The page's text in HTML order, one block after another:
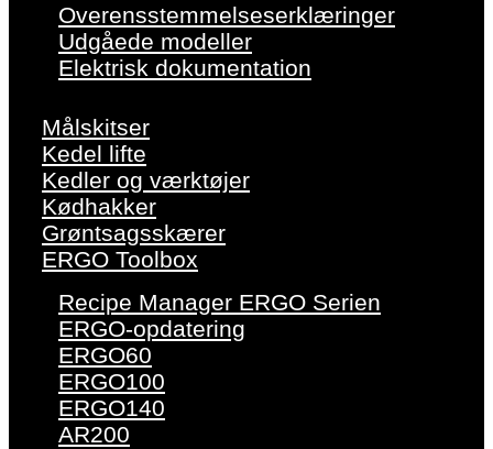
Overensstemmelseserklæringer
Udgåede modeller
Elektrisk dokumentation
Målskitser
Kedel lifte
Kedler og værktøjer
Kødhakker
Grøntsagsskærer
ERGO Toolbox
Recipe Manager ERGO Serien
ERGO-opdatering
ERGO60
ERGO100
ERGO140
AR200